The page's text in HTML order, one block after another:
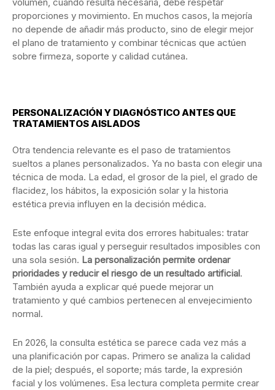
volumen, cuando resulta necesaria, debe respetar
proporciones y movimiento. En muchos casos, la mejoría
no depende de añadir más producto, sino de elegir mejor
el plano de tratamiento y combinar técnicas que actúen
sobre firmeza, soporte y calidad cutánea.
PERSONALIZACIÓN Y DIAGNÓSTICO ANTES QUE
TRATAMIENTOS AISLADOS
Otra tendencia relevante es el paso de tratamientos
sueltos a planes personalizados. Ya no basta con elegir una
técnica de moda. La edad, el grosor de la piel, el grado de
flacidez, los hábitos, la exposición solar y la historia
estética previa influyen en la decisión médica.
Este enfoque integral evita dos errores habituales: tratar
todas las caras igual y perseguir resultados imposibles con
una sola sesión. La personalización permite ordenar
prioridades y reducir el riesgo de un resultado artificial.
También ayuda a explicar qué puede mejorar un
tratamiento y qué cambios pertenecen al envejecimiento
normal.
En 2026, la consulta estética se parece cada vez más a
una planificación por capas. Primero se analiza la calidad
de la piel; después, el soporte; más tarde, la expresión
facial y los volúmenes. Esa lectura completa permite crear